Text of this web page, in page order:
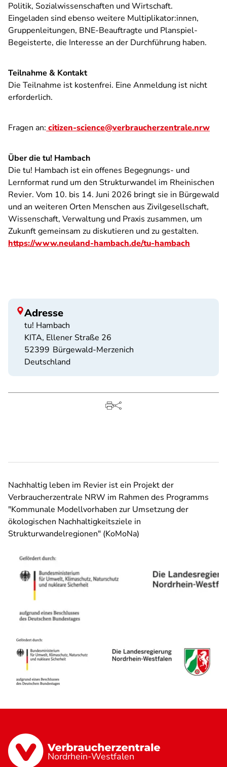
Politik, Sozialwissenschaften und Wirtschaft.
Eingeladen sind ebenso weitere Multiplikator:innen,
Gruppenleitungen, BNE-Beauftragte und Planspiel-
Begeisterte, die Interesse an der Durchführung haben.
Teilnahme & Kontakt
Die Teilnahme ist kostenfrei. Eine Anmeldung ist nicht
erforderlich.
Fragen an: citizen-science@verbraucherzentrale.nrw
Über die tu! Hambach
Die tu! Hambach ist ein offenes Begegnungs- und
Lernformat rund um den Strukturwandel im Rheinischen
Revier. Vom 10. bis 14. Juni 2026 bringt sie in Bürgewald
und an weiteren Orten Menschen aus Zivilgesellschaft,
Wissenschaft, Verwaltung und Praxis zusammen, um
Zukunft gemeinsam zu diskutieren und zu gestalten.
https://www.neuland-hambach.de/tu-hambach
Adresse
tu! Hambach
KITA, Ellener Straße 26
52399 Bürgewald-Merzenich
Deutschland
Nachhaltig leben im Revier ist ein Projekt der
Verbraucherzentrale NRW im Rahmen des Programms
"Kommunale Modellvorhaben zur Umsetzung der
ökologischen Nachhaltigkeitsziele in
Strukturwandelregionen" (KoMoNa)
Nordrhein-Westfalen